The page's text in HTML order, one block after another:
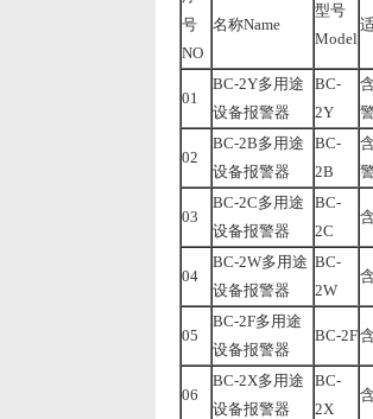
号
NO
名称Name
型号
Model
01
BC-2Y多用途
设备报警器
BC-
2Y
02
BC-2B多用途
设备报警器
BC-
2B
03
BC-2C多用途
设备报警器
BC-
2C
04
BC-2W多用途
设备报警器
BC-
2W
05
BC-2F多用途
设备报警器
BC-2F
06
BC-2X多用途
设备报警器
BC-
2X